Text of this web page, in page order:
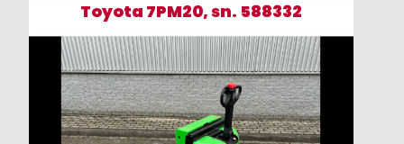
Toyota 7PM20, sn. 588332